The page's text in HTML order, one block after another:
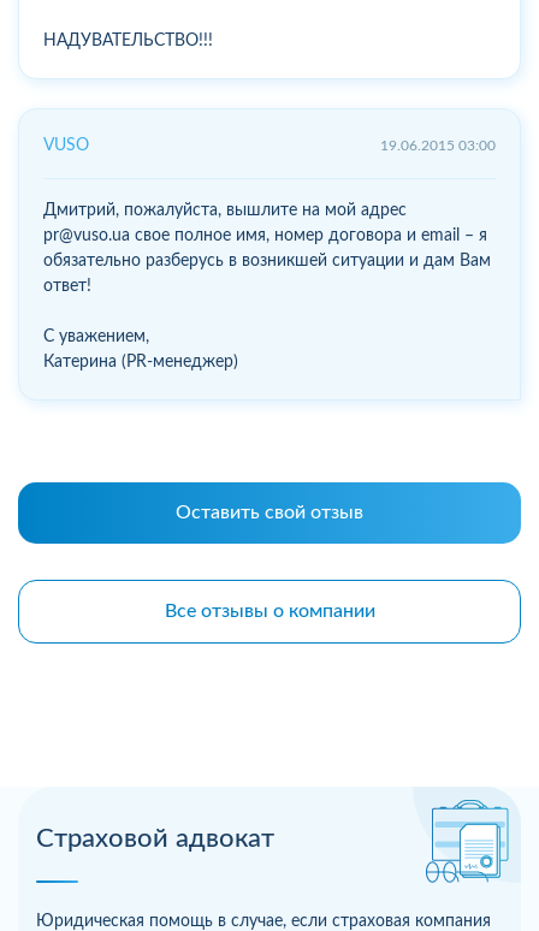
Страховой адвокат
Юридическая помощь в случае, если страховая компания
НАДУВАТЕЛЬСТВО!!!
VUSO 19.06.2015 03:00
Дмитрий, пожалуйста, вышлите на мой адрес
pr@vuso.ua свое полное имя, номер договора и email – я
обязательно разберусь в возникшей ситуации и дам Вам
ответ!
С уважением,
Катерина (PR-менеджер)
Оставить свой отзыв
Все отзывы о компании